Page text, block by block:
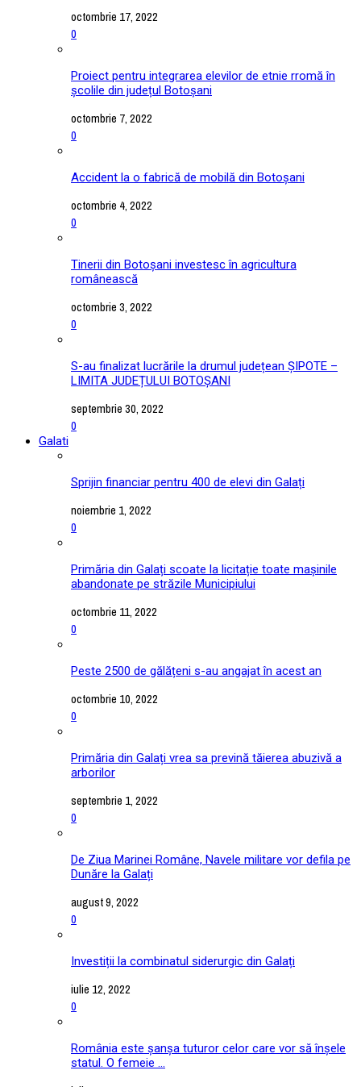
octombrie 17, 2022
0
Proiect pentru integrarea elevilor de etnie rromă în
școlile din județul Botoșani
octombrie 7, 2022
0
Accident la o fabrică de mobilă din Botoșani
octombrie 4, 2022
0
Tinerii din Botoșani investesc în agricultura
românească
octombrie 3, 2022
0
S-au finalizat lucrările la drumul județean ȘIPOTE –
LIMITA JUDEȚULUI BOTOȘANI
septembrie 30, 2022
0
Galati
Sprijin financiar pentru 400 de elevi din Galați
noiembrie 1, 2022
0
Primăria din Galați scoate la licitație toate mașinile
abandonate pe străzile Municipiului
octombrie 11, 2022
0
Peste 2500 de gălățeni s-au angajat în acest an
octombrie 10, 2022
0
Primăria din Galați vrea sa prevină tăierea abuzivă a
arborilor
septembrie 1, 2022
0
De Ziua Marinei Române, Navele militare vor defila pe
Dunăre la Galați
august 9, 2022
0
Investiții la combinatul siderurgic din Galați
iulie 12, 2022
0
România este șanșa tuturor celor care vor să înșele
statul. O femeie ...